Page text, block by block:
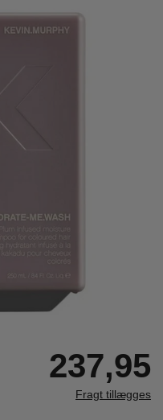
237,95
Fragt tillægges